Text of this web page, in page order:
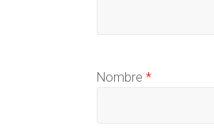
Nombre *